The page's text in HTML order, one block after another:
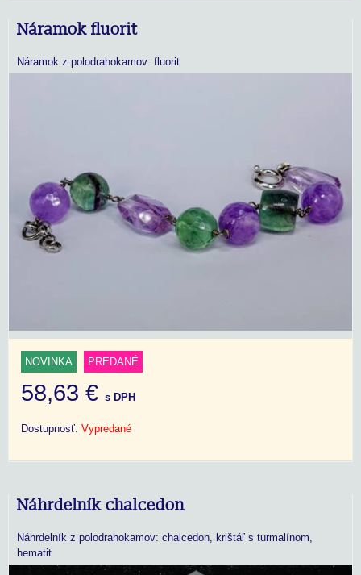
Náramok fluorit
Náramok z polodrahokamov: fluorit
NOVINKA PREDANÉ
58,63 € s DPH
Dostupnosť: Vypredané
Náhrdelník chalcedon
Náhrdelník z polodrahokamov: chalcedon, krištáľ s turmalínom,
hematit